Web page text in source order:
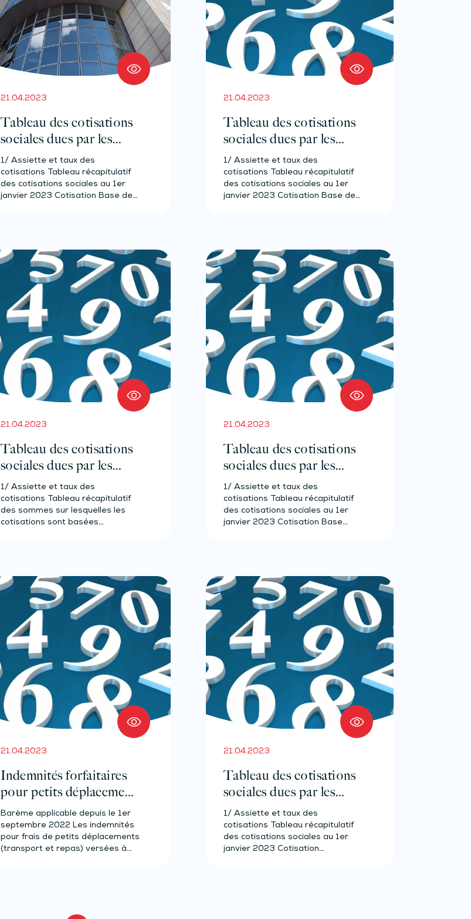
21.04.2023
Tableau des cotisations
sociales dues par les
médecins du secteur 1 –
Année 2023
1/ Assiette et taux des
cotisations Tableau récapitulatif
des cotisations sociales au 1er
janvier 2023 Cotisation Base de…
21.04.2023
Tableau des cotisations
sociales dues par les
travailleurs indépendants
non-agricoles d’outre-
mer – Année 2023
1/ Assiette et taux des
cotisations Tableau récapitulatif
des cotisations sociales au 1er
janvier 2023 Cotisation Base de…
21.04.2023
Tableau des cotisations
sociales dues par les
travailleurs non-salariés
agricoles – Année 2023
1/ Assiette et taux des
cotisations Tableau récapitulatif
des sommes sur lesquelles les
cotisations sont basées
21.04.2023
Tableau des cotisations
sociales dues par les
artisans – Année 2023
1/ Assiette et taux des
cotisations Tableau récapitulatif
des cotisations sociales au 1er
janvier 2023 Cotisation Base…
21.04.2023
Indemnités forfaitaires
pour petits déplacements
– Année 2023
Barème applicable depuis le 1er
septembre 2022 Les indemnités
pour frais de petits déplacements
(transport et repas) versées à…
21.04.2023
Tableau des cotisations
sociales dues par les
médecins du secteur 2 –
Année 2023
1/ Assiette et taux des
cotisations Tableau récapitulatif
des cotisations sociales au 1er
janvier 2023 Cotisation…